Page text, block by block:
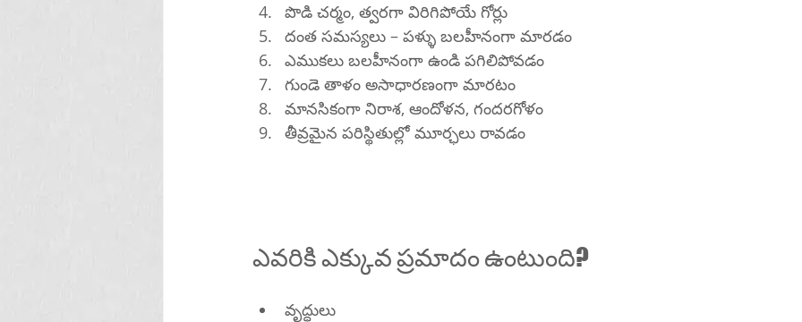
పొడి చర్మం, త్వరగా విరిగిపోయే గోర్లు
దంత సమస్యలు – పళ్ళు బలహీనంగా మారడం
ఎముకలు బలహీనంగా ఉండి పగిలిపోవడం
గుండె తాళం అసాధారణంగా మారటం
మానసికంగా నిరాశ, ఆందోళన, గందరగోళం
తీవ్రమైన పరిస్థితుల్లో మూర్ఛలు రావడం
ఎవరికి ఎక్కువ ప్రమాదం ఉంటుంది?
వృద్ధులు